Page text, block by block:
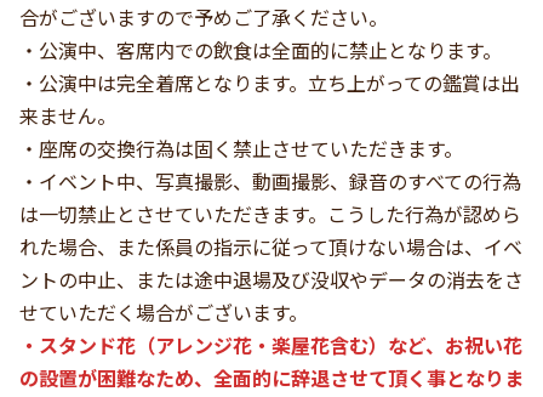
合がございますので予めご了承ください。
・公演中、客席内での飲食は全面的に禁止となります。
・公演中は完全着席となります。立ち上がっての鑑賞は出
来ません。
・座席の交換行為は固く禁止させていただきます。
・イベント中、写真撮影、動画撮影、録音のすべての行為
は一切禁止とさせていただきます。こうした行為が認めら
れた場合、また係員の指示に従って頂けない場合は、イベ
ントの中止、または途中退場及び没収やデータの消去をさ
せていただく場合がございます。
・スタンド花（アレンジ花・楽屋花含む）など、お祝い花
の設置が困難なため、全面的に辞退させて頂く事となりま